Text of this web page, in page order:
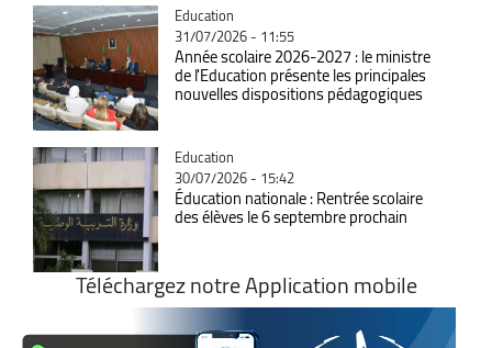
Catégorie
Education
31/07/2026 - 11:55
Année scolaire 2026-2027 : le ministre
de l'Education présente les principales
nouvelles dispositions pédagogiques
Catégorie
Education
30/07/2026 - 15:42
Éducation nationale : Rentrée scolaire
des élèves le 6 septembre prochain
Téléchargez notre Application mobile